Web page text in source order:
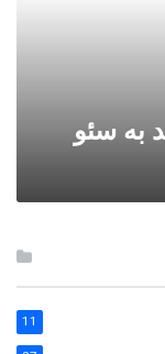
به سئو
11